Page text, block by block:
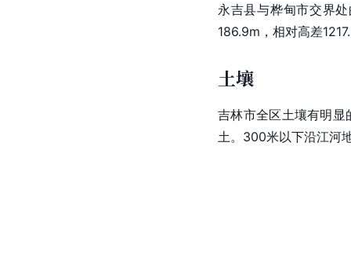
永吉县与桦甸市交界
186.9m，相对高差
土壤
吉林市全区土壤有明
土。300米以下沿江河